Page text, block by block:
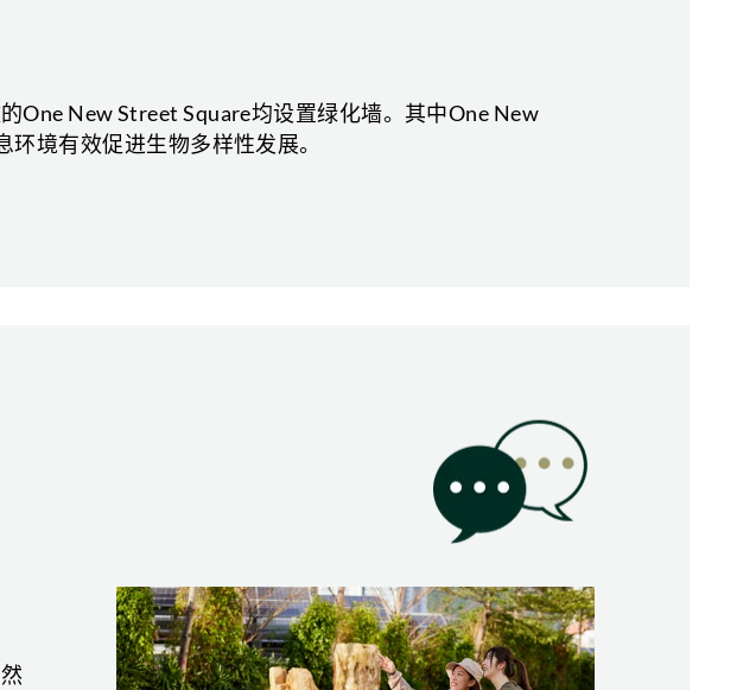
One New Street Square均设置绿化墙。其中One New
境有效促进生物多样性发展。